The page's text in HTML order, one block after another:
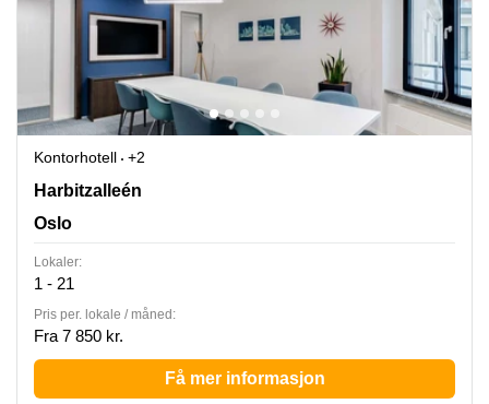
Kontorhotell
+2
Harbitzalleén 5, Oslo
Harbitzalleén
Oslo
Lokaler:
1 - 21
Pris per. lokale / måned:
Fra 7 850 kr.
Få mer informasjon